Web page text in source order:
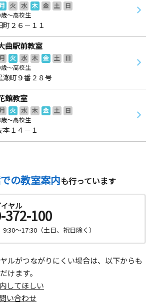
月 火 水 木 金 土
日
～高校生
２６－１１
曲駅前教室
月 火 水 木 金 土
日
～高校生
町９番２８号
館教室
月 火 水 木 金 土
日
～高校生
１４－１
の教室案内も行っています
ヤル
372-100
9:30～17:30（土日、祝日除く）
ルがつながりにくい場合は、以下からも
けます。
してほしい
い合わせ